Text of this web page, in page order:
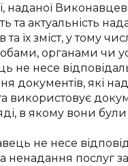
наданої
та актуальність
та їх зміст, у тому
органами чи
не несе
документів, які
використовує
в якому вони
не несе
ненадання послуг